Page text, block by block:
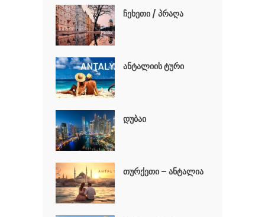
ჩეხეთი / პრაღა
ანტალიის ტური
დუბაი
თურქეთი – ანტალია